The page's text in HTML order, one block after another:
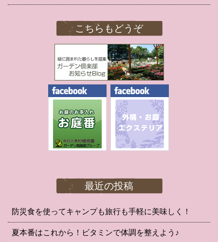
こちらもどうぞ
最近の投稿
防災食を使ってキャンプも旅行も手軽に美味しく！
夏本番はこれから！ビタミンで体調を整えよう♪